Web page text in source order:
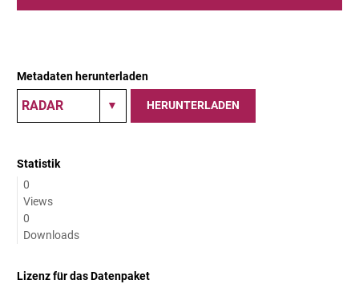
Metadaten herunterladen
HERUNTERLADEN
Statistik
0
Views
0
Downloads
Lizenz für das Datenpaket